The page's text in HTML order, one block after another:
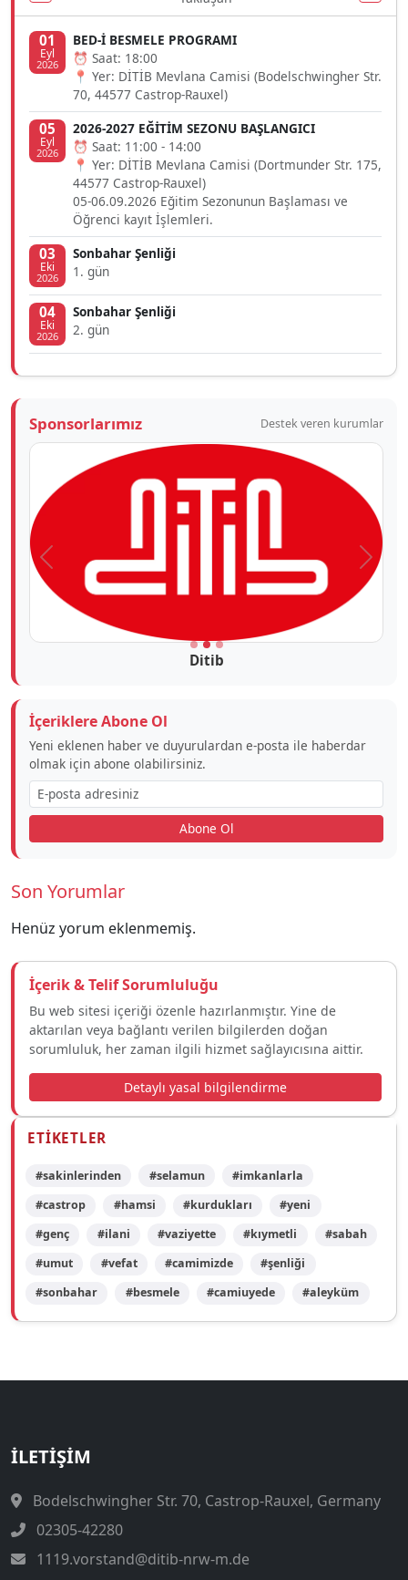
01
Eyl
2026
BED-İ BESMELE PROGRAMI
⏰ Saat: 18:00
📍 Yer: DİTİB Mevlana Camisi (Bodelschwingher Str.
70, 44577 Castrop-Rauxel)
05
Eyl
2026
2026-2027 EĞİTİM SEZONU BAŞLANGICI
⏰ Saat: 11:00 - 14:00
📍 Yer: DİTİB Mevlana Camisi (Dortmunder Str. 175,
44577 Castrop-Rauxel)
05-06.09.2026 Eğitim Sezonunun Başlaması ve
Öğrenci kayıt İşlemleri.
03
Eki
2026
Sonbahar Şenliği
1. gün
04
Eki
2026
Sonbahar Şenliği
2. gün
Sponsorlarımız Destek veren kurumlar
Ditib
Önceki
İçeriklere Abone Ol
Yeni eklenen haber ve duyurulardan e-posta ile haberdar
olmak için abone olabilirsiniz.
Abone Ol
Son Yorumlar
Henüz yorum eklenmemiş.
İçerik & Telif Sorumluluğu
Bu web sitesi içeriği özenle hazırlanmıştır. Yine de
aktarılan veya bağlantı verilen bilgilerden doğan
sorumluluk, her zaman ilgili hizmet sağlayıcısına aittir.
Detaylı yasal bilgilendirme
ETIKETLER
#sakinlerinden #selamun
#imkanlarla
#castrop
#hamsi #kurdukları
#yeni
#genç
#ilani #vaziyette #kıymetli
#sabah
#umut
#vefat #camimizde
#şenliği
#sonbahar
#besmele #camiuyede #aleyküm
İLETIŞIM
Bodelschwingher Str. 70, Castrop-Rauxel, Germany
02305-42280
1119.vorstand@ditib-nrw-m.de